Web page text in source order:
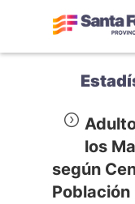
los
según